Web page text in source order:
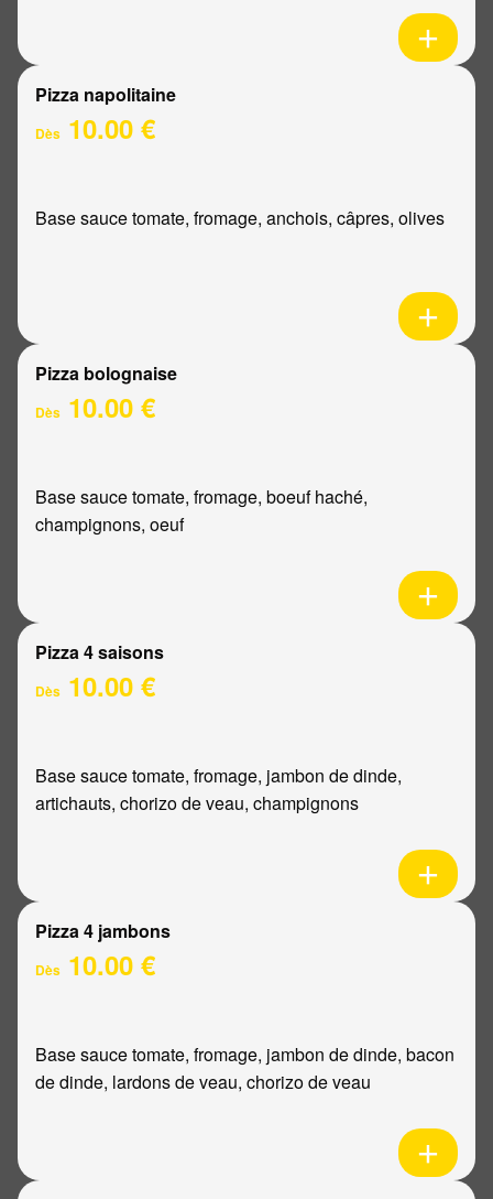
Pizza napolitaine
Dès 10.00 €
Base sauce tomate, fromage, anchois, câpres, olives
Pizza bolognaise
Dès 10.00 €
Base sauce tomate, fromage, boeuf haché,
champignons, oeuf
Pizza 4 saisons
Dès 10.00 €
Base sauce tomate, fromage, jambon de dinde,
artichauts, chorizo de veau, champignons
Pizza 4 jambons
Dès 10.00 €
Base sauce tomate, fromage, jambon de dinde, bacon
de dinde, lardons de veau, chorizo de veau